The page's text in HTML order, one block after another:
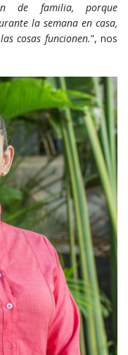
de familia, porque
la semana en casa,
cosas funcionen.”, nos